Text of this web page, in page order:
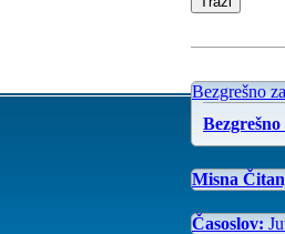
Bezgrešno
Misna
Časoslov: